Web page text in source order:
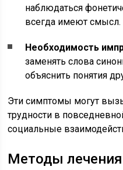
наблюдаться
всегда имеют смысл.
Необходимость
заменять слова
объяснить понятия
Эти симптомы могут
трудности в
социальные
Методы